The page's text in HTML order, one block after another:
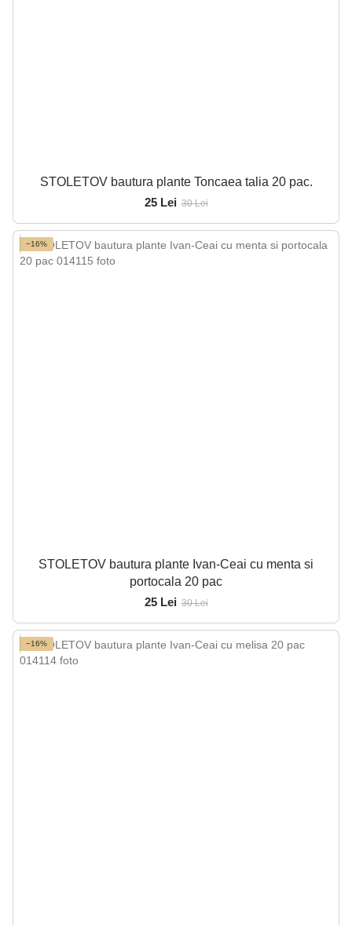
STOLETOV bautura plante Toncaea talia 20 pac.
25 Lei 30 Lei
−16%
STOLETOV bautura plante Ivan-Ceai cu menta si
portocala 20 pac
25 Lei 30 Lei
−16%